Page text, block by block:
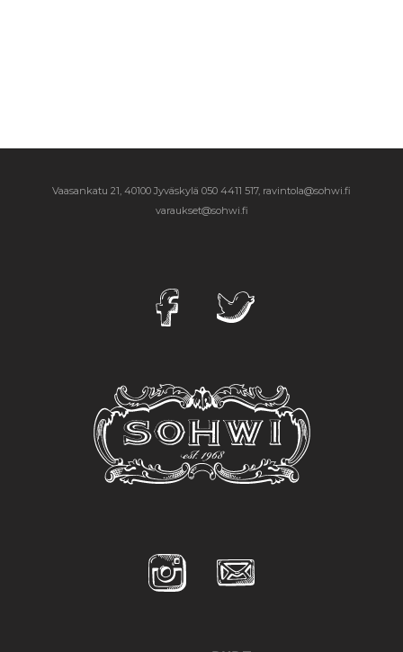
Vaasankatu 21, 40100 Jyväskylä 050 4411 517, ravintola@sohwi.fi
varaukset@sohwi.fi